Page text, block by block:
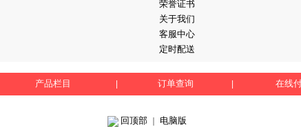
荣誉证书
关于我们
客服中心
定时配送
产品栏目 订单查询 在线
回顶部｜ 电脑版